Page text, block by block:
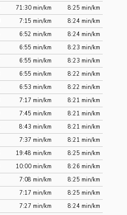
71:30 min/km
8:25 min/km
7:15 min/km
8:24 min/km
6:52 min/km
8:24 min/km
6:55 min/km
8:23 min/km
6:55 min/km
8:23 min/km
6:55 min/km
8:22 min/km
6:53 min/km
8:22 min/km
7:17 min/km
8:21 min/km
7:45 min/km
8:21 min/km
8:43 min/km
8:21 min/km
7:37 min/km
8:21 min/km
19:48 min/km
8:25 min/km
10:00 min/km
8:26 min/km
7:08 min/km
8:25 min/km
7:17 min/km
8:25 min/km
7:27 min/km
8:24 min/km